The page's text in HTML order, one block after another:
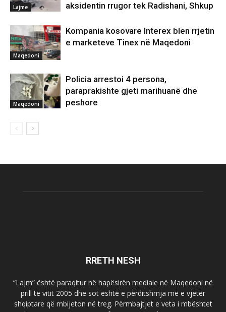
Lajme
aksidentin rrugor tek Radishani, Shkup
Maqedoni
Kompania kosovare Interex blen rrjetin
e marketeve Tinex në Maqedoni
Maqedoni
Policia arrestoi 4 persona,
paraprakishte gjeti marihuanë dhe
peshore
RRETH NESH
“Lajm” është paraqitur në hapësirën mediale në Maqedoni në
prill të vitit 2005 dhe sot është e përditshmja më e vjetër
shqiptare që mbijeton në treg. Përmbajtjet e veta i mbështet